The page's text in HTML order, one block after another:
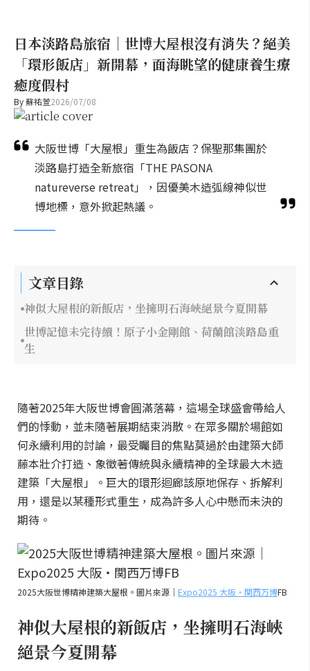
日本淡路島旅宿｜世博大屋根沒有消失？絕美
「環形飯店」新開幕，面海眺望的健康養生療
癒度假村
By蘇祐萱2026/07/08
大阪世博「大屋根」重生為飯店？保聖那集團於
淡路島打造全新旅宿「THE PASONA
natureverse retreat」，因優美木造弧線神似世
博地標，意外掀起熱議。
文章目錄
神似大屋根的新飯店，坐擁明石海峽絕景今夏開幕
世博記憶未完待續！原子小金剛館、荷蘭館淡路島重
生
隨著2025年大阪世博會圓滿落幕，這場全球盛會帶給人
們的悸動，並未隨著展期結束消散。在眾多關於場館如
何永續利用的討論，最受矚目的焦點莫過於由建築大師
藤本壯介打造、象徵著傳統與永續精神的全球最大木造
建築「大屋根」。巨大的環形迴廊該原地保存、拆解利
用，還是以某種形式重生，成為許多人心中懸而未決的
期待。
2025大阪世博精神建築大屋根。圖片來源｜ Expo2025 大阪・関西万博FB
神似大屋根的新飯店，坐擁明石海峽
絕景今夏開幕